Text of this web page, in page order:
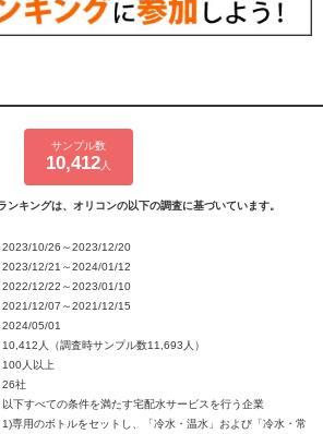
サンプル数
10,412 人
ンキングは、オリコンの以下の調査に基づいています。
2023/10/26～2023/12/20
2023/12/21～2024/01/12
2022/12/22～2023/01/10
2021/12/07～2021/12/15
2024/05/01
10,412人（調査時サンプル数11,693人）
100人以上
26社
以下すべての条件を満たす宅配水サービスを行う企業
1)専用のボトルをセットし、「冷水・温水」および「冷水・常